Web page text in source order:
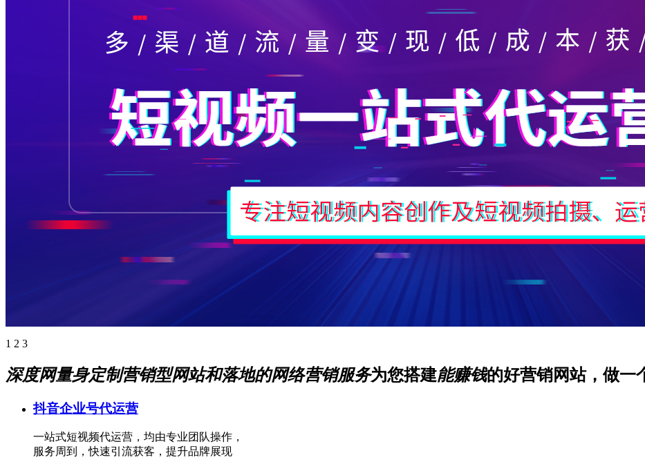
1 2 3
深度网量身定制营销型网站和落地的网络营销服务为您搭建能赚钱的好营销网站，做一
抖音企业号代运营
一站式短视频代运营，均由专业团队操作，
服务周到，快速引流获客，提升品牌展现